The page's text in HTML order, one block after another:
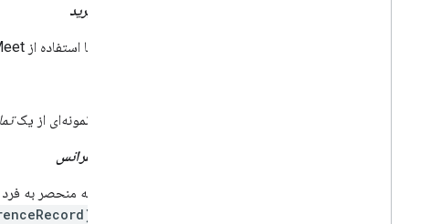
تماس بگیرید
جلسه‌ای با استفاده از Meet، یا برای اطلاع‌رسانی به دیگران مبنی بر شروع یا در حال انجام بودن تماس و امکان پیوستن فوری آنها.
کنفرانس نمونه‌ای از یک
سابقه کنفرانس
یک شناسه منحصر به فرد